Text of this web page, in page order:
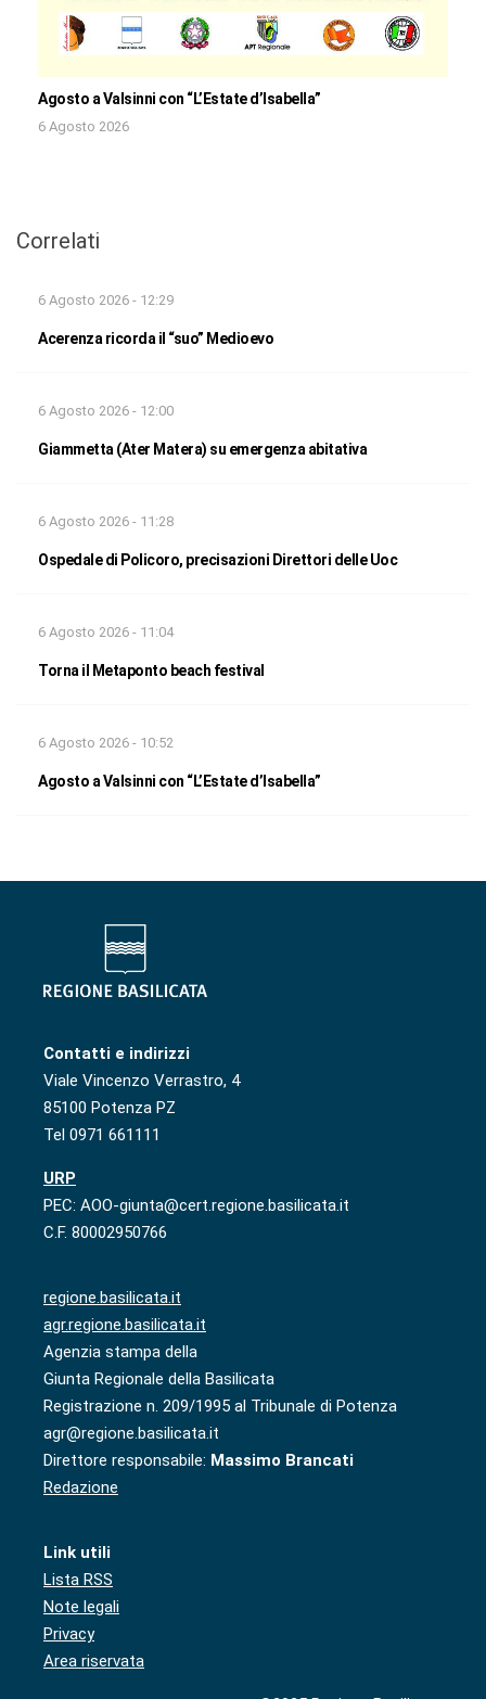
Agosto a Valsinni con “L’Estate d’Isabella”
6 Agosto 2026
Correlati
6 Agosto 2026 - 12:29
Acerenza ricorda il “suo” Medioevo
6 Agosto 2026 - 12:00
Giammetta (Ater Matera) su emergenza abitativa
6 Agosto 2026 - 11:28
Ospedale di Policoro, precisazioni Direttori delle Uoc
6 Agosto 2026 - 11:04
Torna il Metaponto beach festival
6 Agosto 2026 - 10:52
Agosto a Valsinni con “L’Estate d’Isabella”
Contatti e indirizzi
Viale Vincenzo Verrastro, 4
85100 Potenza PZ
Tel 0971 661111
URP
PEC: AOO-giunta@cert.regione.basilicata.it
C.F. 80002950766
regione.basilicata.it
agr.regione.basilicata.it
Agenzia stampa della
Giunta Regionale della Basilicata
Registrazione n. 209/1995 al Tribunale di Potenza
agr@regione.basilicata.it
Direttore responsabile: Massimo Brancati
Redazione
Link utili
Lista RSS
Note legali
Privacy
Area riservata